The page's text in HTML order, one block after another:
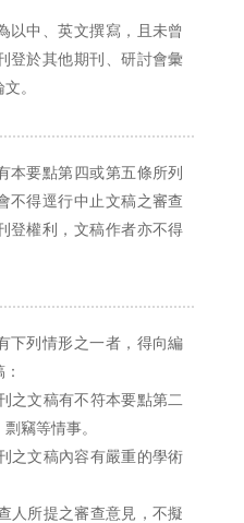
以中、英文撰寫，且未曾
登於其他期刊、研討會彙
。
本要點第四或第五條所列
不得逕行中止文稿之審查
登權利，文稿作者亦不得
下列情形之一者，得向編
之文稿有不符本要點第二
竊等情事。
之文稿內容有嚴重的學術
人所提之審查意見，不擬